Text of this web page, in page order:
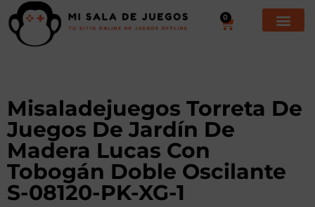
0
Misaladejuegos Torreta De
Juegos De Jardín De
Madera Lucas Con
Tobogán Doble Oscilante
S-08120-PK-XG-1